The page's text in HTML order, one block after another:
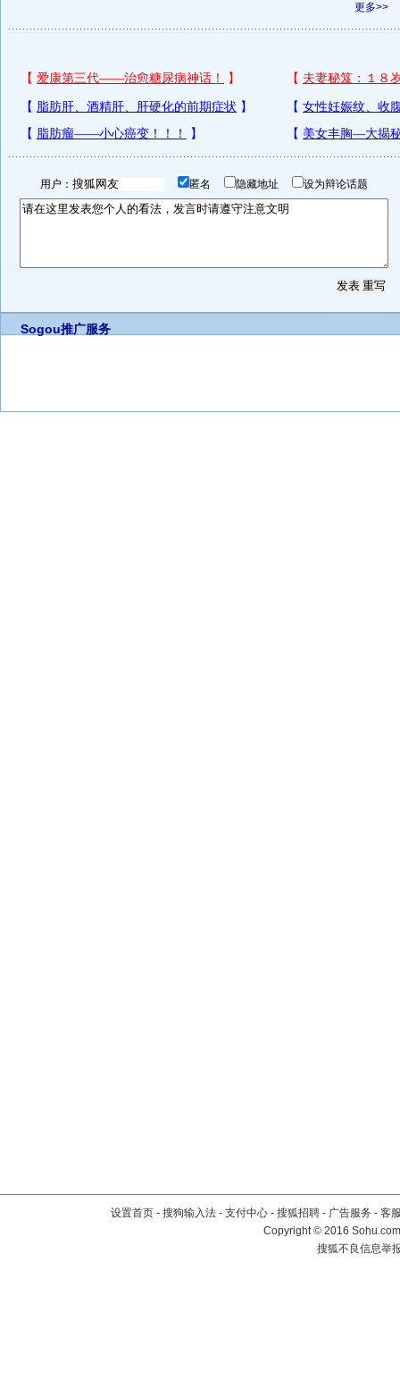
更多>>
用户： 匿名 隐藏地址 设为辩论话题
Sogou推广服务
设置首页 - 搜狗输入法 - 支付中心 - 搜狐招聘 - 广告服务 - 客
Copyright©2016
搜狐不良信息举